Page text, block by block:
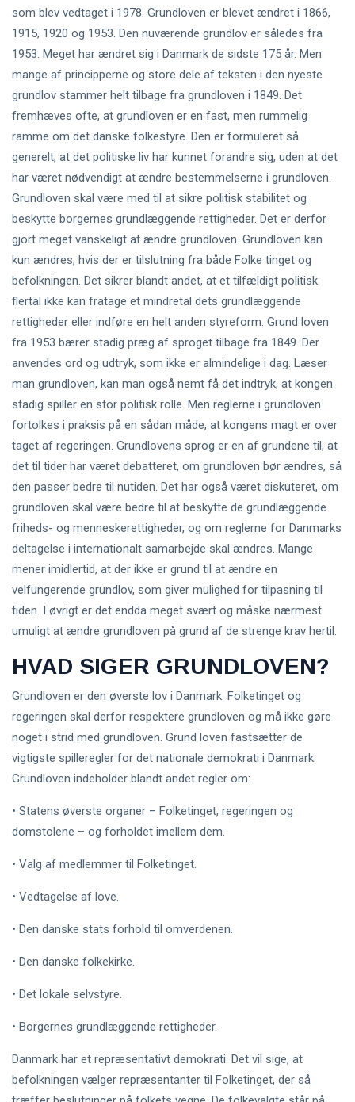
som blev vedtaget i 1978. Grundloven er blevet ændret i 1866,
1915, 1920 og 1953. Den nuværende grundlov er således fra
1953. Meget har ændret sig i Danmark de sidste 175 år. Men
mange af principperne og store dele af teksten i den nyeste
grundlov stammer helt tilbage fra grundloven i 1849. Det
fremhæves ofte, at grundloven er en fast, men rummelig
ramme om det danske folkestyre. Den er formuleret så
generelt, at det politiske liv har kunnet forandre sig, uden at det
har været nødvendigt at ændre bestemmelserne i grundloven.
Grundloven skal være med til at sikre politisk stabilitet og
beskytte borgernes grundlæggende rettigheder. Det er derfor
gjort meget vanskeligt at ændre grundloven. Grundloven kan
kun ændres, hvis der er tilslutning fra både Folke tinget og
befolkningen. Det sikrer blandt andet, at et tilfældigt politisk
flertal ikke kan fratage et mindretal dets grundlæggende
rettigheder eller indføre en helt anden styreform. Grund loven
fra 1953 bærer stadig præg af sproget tilbage fra 1849. Der
anvendes ord og udtryk, som ikke er almindelige i dag. Læser
man grundloven, kan man også nemt få det indtryk, at kongen
stadig spiller en stor politisk rolle. Men reglerne i grundloven
fortolkes i praksis på en sådan måde, at kongens magt er over
taget af regeringen. Grundlovens sprog er en af grundene til, at
det til tider har været debatteret, om grundloven bør ændres, så
den passer bedre til nutiden. Det har også været diskuteret, om
grundloven skal være bedre til at beskytte de grundlæggende
friheds- og menneskerettigheder, og om reglerne for Danmarks
deltagelse i internationalt samarbejde skal ændres. Mange
mener imidlertid, at der ikke er grund til at ændre en
velfungerende grundlov, som giver mulighed for tilpasning til
tiden. I øvrigt er det endda meget svært og måske nærmest
umuligt at ændre grundloven på grund af de strenge krav hertil.
HVAD SIGER GRUNDLOVEN?
Grundloven er den øverste lov i Danmark. Folketinget og
regeringen skal derfor respektere grundloven og må ikke gøre
noget i strid med grundloven. Grund loven fastsætter de
vigtigste spilleregler for det nationale demokrati i Danmark.
Grundloven indeholder blandt andet regler om:
• Statens øverste organer – Folketinget, regeringen og
domstolene – og forholdet imellem dem.
• Valg af medlemmer til Folketinget.
• Vedtagelse af love.
• Den danske stats forhold til omverdenen.
• Den danske folkekirke.
• Det lokale selvstyre.
• Borgernes grundlæggende rettigheder.
Danmark har et repræsentativt demokrati. Det vil sige, at
befolkningen vælger repræsentanter til Folketinget, der så